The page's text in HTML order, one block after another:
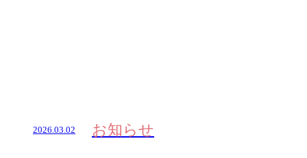
2026.03.02 お知らせ